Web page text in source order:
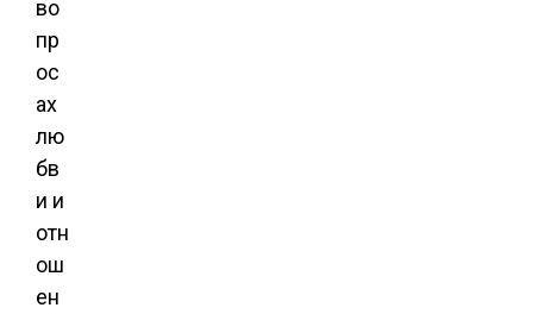
во
пр
ос
ах
лю
бв
и и
отн
ош
ен